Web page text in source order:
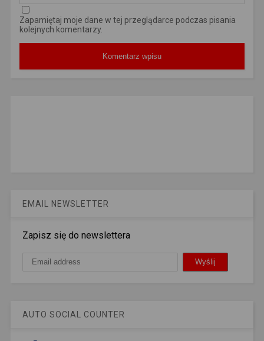
Zapamiętaj moje dane w tej przeglądarce podczas pisania
kolejnych komentarzy.
EMAIL NEWSLETTER
Zapisz się do newslettera
AUTO SOCIAL COUNTER